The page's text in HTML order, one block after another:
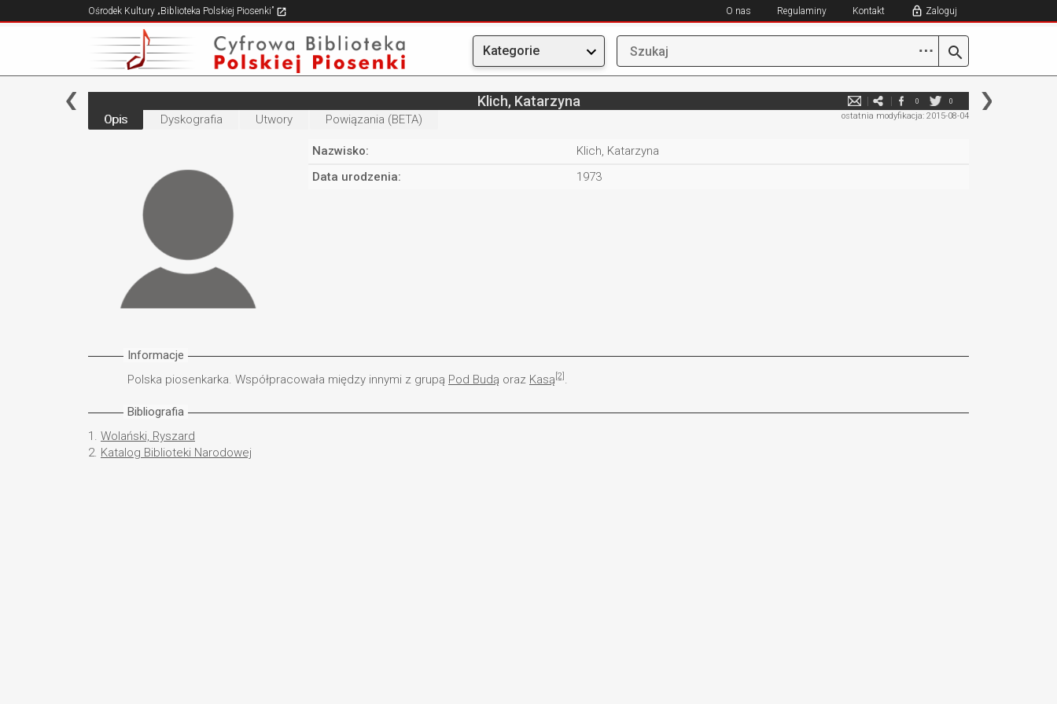
Ośrodek Kultury „Biblioteka Polskiej Piosenki” O nas Regulaminy Kontakt Zaloguj
Kategorie ⋯
Klich, Katarzyna 0 0
ostatnia modyfikacja: 2015-08-04
Opis Dyskografia Utwory Powiązania (BETA)
Nazwisko:
Klich, Katarzyna
Data urodzenia:
1973
Informacje
Polska piosenkarka. Współpracowała między innymi z grupą Pod Budą oraz Kasą [2] .
Bibliografia
1. Wolański, Ryszard
2. Katalog Biblioteki Narodowej